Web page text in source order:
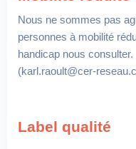
Nous ne sommes pas
personnes à mobilité
handicap nous
(karl.raoult@cer-
Label qualité